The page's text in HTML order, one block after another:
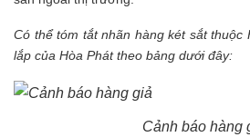
Có thể tóm tắt nhãn hàng két sắt thuộc
lắp của Hòa Phát theo bảng dưới đây:
Cảnh báo hàng